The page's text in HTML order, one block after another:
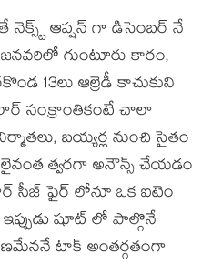
ఆప్షన్ గా డిసెంబర్ నే
గుంటూరు కారం,
13లు ఆల్రెడీ కాచుకుని
సంక్రాంతికంటే చాలా
బయ్యర్ల నుంచి సైతం
త్వరగా అనౌన్స్ చేయడం
సీజ్ ఫైర్ లోనూ ఒక ఐటెం
షూట్ లో పాల్గొనే
టాక్ అంతర్గతంగా